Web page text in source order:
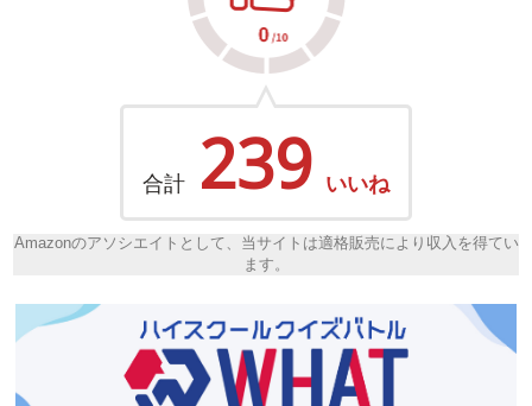
合計 239 いいね
Amazonのアソシエイトとして、当サイトは適格販売により収入を得てい
ます。